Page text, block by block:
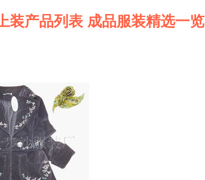
装产品列表 成品服装精选一览